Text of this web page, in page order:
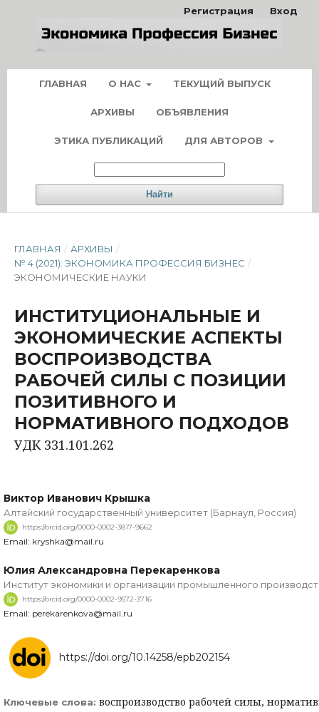
ГЛАВНАЯ О НАС ТЕКУЩИЙ ВЫПУСК
АРХИВЫ ОБЪЯВЛЕНИЯ
ЭТИКА ПУБЛИКАЦИЙ ДЛЯ АВТОРОВ
Найти
Регистрация Вход
ГЛАВНАЯ / АРХИВЫ /
№ 4 (2021): ЭКОНОМИКА ПРОФЕССИЯ БИЗНЕС /
ЭКОНОМИЧЕСКИЕ НАУКИ
ИНСТИТУЦИОНАЛЬНЫЕ И
ЭКОНОМИЧЕСКИЕ АСПЕКТЫ
ВОСПРОИЗВОДСТВА
РАБОЧЕЙ СИЛЫ С ПОЗИЦИИ
ПОЗИТИВНОГО И
НОРМАТИВНОГО ПОДХОДОВ
УДК 331.101.262
Виктор Иванович Крышка
Алтайский государственный университет (Барнаул, Россия)
https://orcid.org/0000-0002-3817-9662
Email: kryshka@mail.ru
Юлия Александровна Перекаренкова
Институт экономики и организации промышленного
https://orcid.org/0000-0002-9572-3716
Email: perekarenkova@mail.ru
https://doi.org/10.14258/epb202154
Ключевые слова: воспроизводство рабочей силы,